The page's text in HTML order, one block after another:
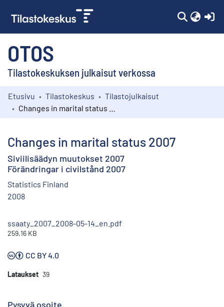
OTOS
Tilastokeskuksen julkaisut verkossa
Kokoelmat
Etusivu Tilastokeskus
Tilastojulkaisut
Changes in marital status 2007
Siviilisäädyn muutokset 2007
Förändringar i civilstånd 2007
Statistics Finland
2008
ssaaty_2007_2008-05-14_en.pdf
259.16 KB
CC BY 4.0
Lataukset 39
Pysyvä osoite